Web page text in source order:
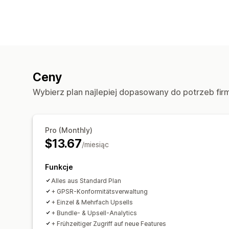
Ceny
Wybierz plan najlepiej dopasowany do potrzeb
Pro (Monthly)
$13.67/miesiąc
Funkcje
Alles aus Standard Plan
+ GPSR-Konformitätsverwaltung
+ Einzel & Mehrfach Upsells
+ Bundle- & Upsell-Analytics
+ Frühzeitiger Zugriff auf neue Features